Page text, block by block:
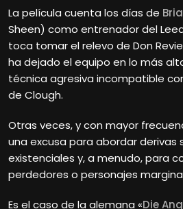
La película cuenta los días de
Sheen) como entrenador del
toca tomar el relevo de Don
ha dejado el equipo en lo más
técnica agresiva incompatible
de Clough.
Otras veces, y con mayor
una excusa para abordar derivas
existenciales y, a menudo, para
perdedores o personajes
Es el caso de la alemana «Die